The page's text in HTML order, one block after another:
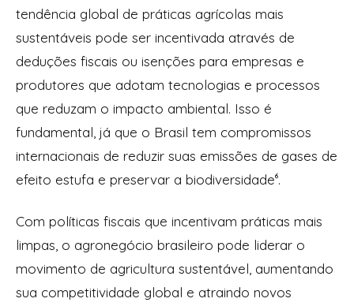
tendência global de práticas agrícolas mais
sustentáveis pode ser incentivada através de
deduções fiscais ou isenções para empresas e
produtores que adotam tecnologias e processos
que reduzam o impacto ambiental. Isso é
fundamental, já que o Brasil tem compromissos
internacionais de reduzir suas emissões de gases de
efeito estufa e preservar a biodiversidade⁶.
Com políticas fiscais que incentivam práticas mais
limpas, o agronegócio brasileiro pode liderar o
movimento de agricultura sustentável, aumentando
sua competitividade global e atraindo novos